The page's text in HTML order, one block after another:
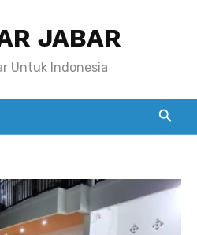
JABAR
Untuk Indonesia